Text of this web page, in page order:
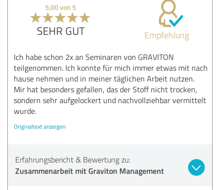
5,00 von 5
SEHR GUT Empfehlung
Ich habe schon 2x an Seminaren von GRAVITON
teilgenommen. Ich konnte für mich immer etwas mit nach
hause nehmen und in meiner täglichen Arbeit nutzen.
Mir hat besonders gefallen, das der Stoff nicht trocken,
sondern sehr aufgelockert und nachvollziehbar vermittelt
wurde.
Originaltext anzeigen
Erfahrungsbericht & Bewertung zu:
Zusammenarbeit mit Graviton Management